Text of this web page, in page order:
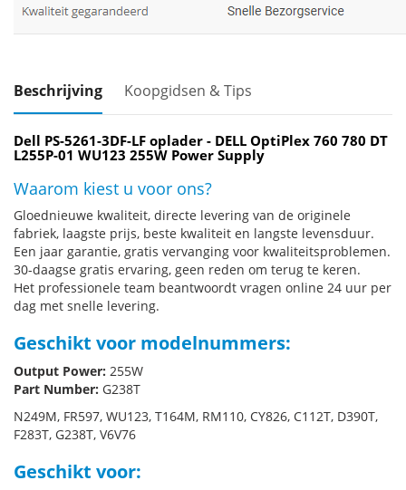
Beschrijving Koopgidsen & Tips
Dell PS-5261-3DF-LF oplader - DELL OptiPlex 760 780 DT
L255P-01 WU123 255W Power Supply
Waarom kiest u voor ons?
Gloednieuwe kwaliteit, directe levering van de originele
fabriek, laagste prijs, beste kwaliteit en langste levensduur.
Een jaar garantie, gratis vervanging voor kwaliteitsproblemen.
30-daagse gratis ervaring, geen reden om terug te keren.
Het professionele team beantwoordt vragen online 24 uur per
dag met snelle levering.
Geschikt voor modelnummers:
Output Power: 255W
Part Number: G238T
N249M, FR597, WU123, T164M, RM110, CY826, C112T, D390T,
F283T, G238T, V6V76
Geschikt voor: